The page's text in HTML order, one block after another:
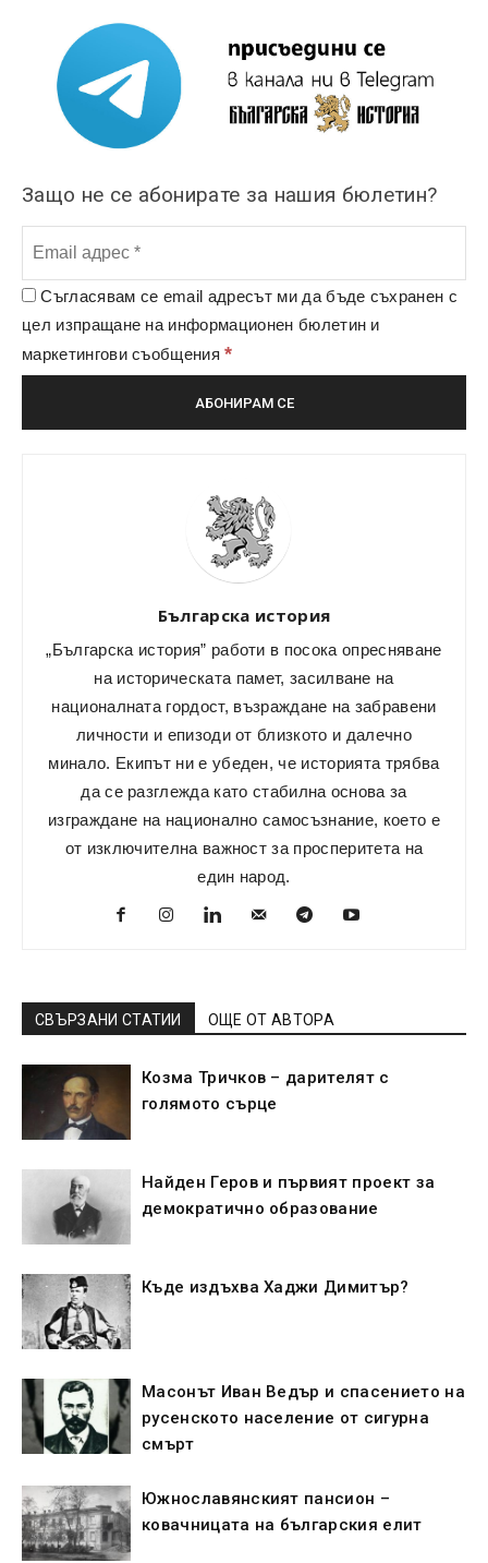
Защо не се абонирате за нашия бюлетин?
Съгласявам се email адресът ми да бъде съхранен с
цел изпращане на информационен бюлетин и
маркетингови съобщения*
Българска история
„Българска история” работи в посока опресняване
на историческата памет, засилване на
националната гордост, възраждане на забравени
личности и епизоди от близкото и далечно
минало. Екипът ни е убеден, че историята трябва
да се разглежда като стабилна основа за
изграждане на национално самосъзнание, което е
от изключителна важност за просперитета на
един народ.
СВЪРЗАНИ СТАТИИ ОЩЕ ОТ АВТОРА
Козма Тричков – дарителят с
голямото сърце
Найден Геров и първият проект за
демократично образование
Къде издъхва Хаджи Димитър?
Масонът Иван Ведър и спасението на
русенското население от сигурна
смърт
Южнославянският пансион –
ковачницата на българския елит